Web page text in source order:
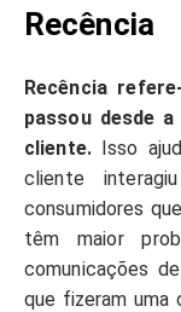
Recência
Recência
passou desde
cliente.Isso
cliente
consumidores
têm maior
comunicações
que fizeram uma